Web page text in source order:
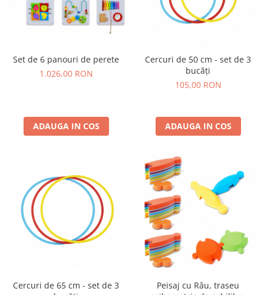
Set de 6 panouri de perete
1.026,00 RON
ADAUGA IN COS
Cercuri de 50 cm - set de 3
bucăți
105,00 RON
ADAUGA IN COS
Cercuri de 65 cm - set de 3
Peisaj cu Râu, traseu